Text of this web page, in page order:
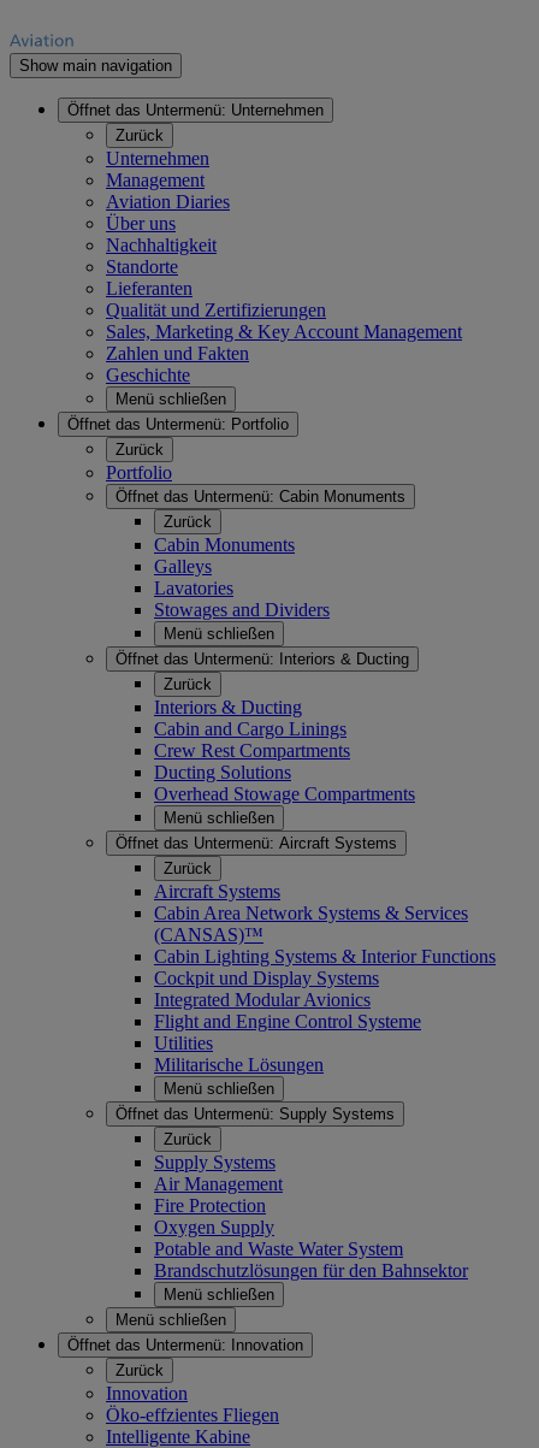
Show main navigation
Öffnet das Untermenü: Unternehmen
Zurück
Unternehmen
Management
Aviation Diaries
Über uns
Nachhaltigkeit
Standorte
Lieferanten
Qualität und Zertifizierungen
Sales, Marketing & Key Account Management
Zahlen und Fakten
Geschichte
Menü schließen
Öffnet das Untermenü: Portfolio
Zurück
Portfolio
Öffnet das Untermenü: Cabin Monuments
Zurück
Cabin Monuments
Galleys
Lavatories
Stowages and Dividers
Menü schließen
Öffnet das Untermenü:
Interiors & Ducting
Zurück
Interiors & Ducting
Cabin and Cargo Linings
Crew Rest Compartments
Ducting Solutions
Overhead Stowage Compartments
Menü schließen
Öffnet das Untermenü: Aircraft Systems
Zurück
Aircraft Systems
Cabin Area Network Systems & Services
(CANSAS)™
Cabin Lighting Systems & Interior Functions
Cockpit und Display Systems
Integrated Modular Avionics
Flight and Engine Control Systeme
Utilities
Militarische Lösungen
Menü schließen
Öffnet das Untermenü: Supply Systems
Zurück
Supply Systems
Air Management
Fire Protection
Oxygen Supply
Potable and Waste Water System
Brandschutzlösungen für den Bahnsektor
Menü schließen
Menü schließen
Öffnet das Untermenü:
Innovation
Zurück
Innovation
Öko-effzientes Fliegen
Intelligente Kabine